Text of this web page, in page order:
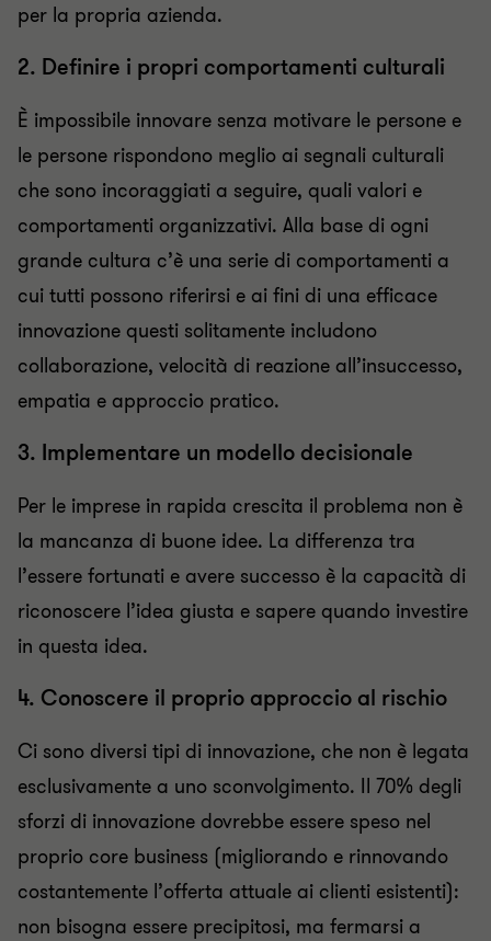
per la propria azienda.
2. Definire i propri comportamenti culturali
È impossibile innovare senza motivare le persone e
le persone rispondono meglio ai segnali culturali
che sono incoraggiati a seguire, quali valori e
comportamenti organizzativi. Alla base di ogni
grande cultura c’è una serie di comportamenti a
cui tutti possono riferirsi e ai fini di una efficace
innovazione questi solitamente includono
collaborazione, velocità di reazione all’insuccesso,
empatia e approccio pratico.
3. Implementare un modello decisionale
Per le imprese in rapida crescita il problema non è
la mancanza di buone idee. La differenza tra
l’essere fortunati e avere successo è la capacità di
riconoscere l’idea giusta e sapere quando investire
in questa idea.
4. Conoscere il proprio approccio al rischio
Ci sono diversi tipi di innovazione, che non è legata
esclusivamente a uno sconvolgimento. Il 70% degli
sforzi di innovazione dovrebbe essere speso nel
proprio core business (migliorando e rinnovando
costantemente l’offerta attuale ai clienti esistenti):
non bisogna essere precipitosi, ma fermarsi a